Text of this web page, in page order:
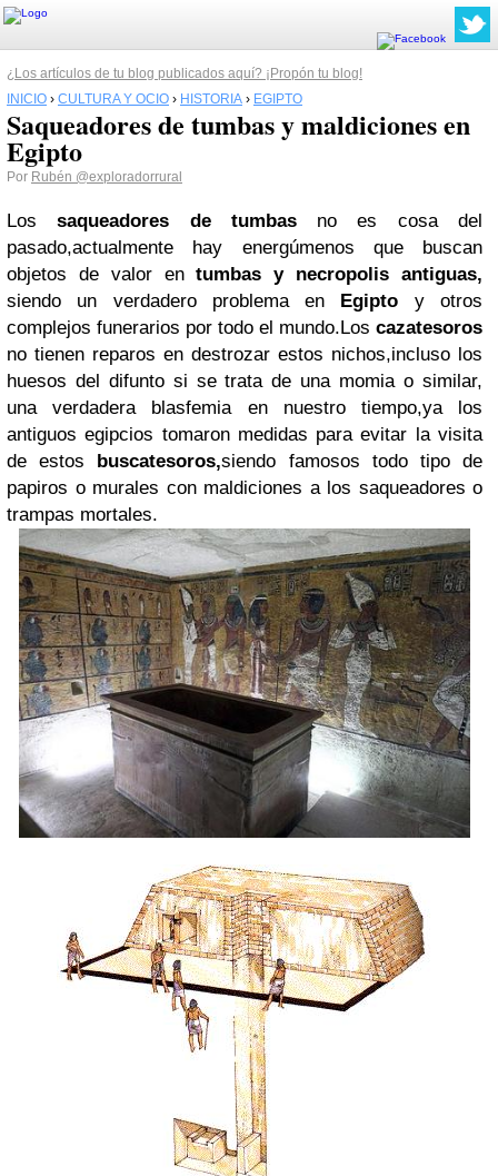
¿Los artículos de tu blog publicados aquí? ¡Propón tu blog!
INICIO › CULTURA Y OCIO › HISTORIA › EGIPTO
Saqueadores de tumbas y maldiciones en
Egipto
Por Rubén @exploradorrural
Lossaqueadores de tumbas no es cosa del
pasado,actualmente hay energúmenos que buscan
objetos de valor entumbas y necropolis antiguas,
siendo un verdadero problema en Egipto y otros
complejos funerarios por todo el mundo.Los cazatesoros
no tienen reparos en destrozar estos nichos,incluso los
huesos del difunto si se trata de una momia o similar,
una verdadera blasfemia en nuestro tiempo,ya los
antiguos egipcios tomaron medidas para evitar la visita
de estos buscatesoros,siendo famosos todo tipo de
papiros o murales con maldiciones a los saqueadores o
trampas mortales.